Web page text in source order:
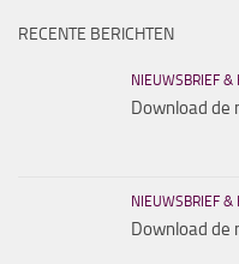
RECENTE BERICHTEN
NIEUWSBRIEF &
Download de
NIEUWSBRIEF &
Download de